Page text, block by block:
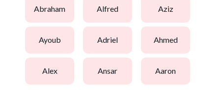
abraham alfred aziz
ayoub adriel ahmed
alex ansar aaron